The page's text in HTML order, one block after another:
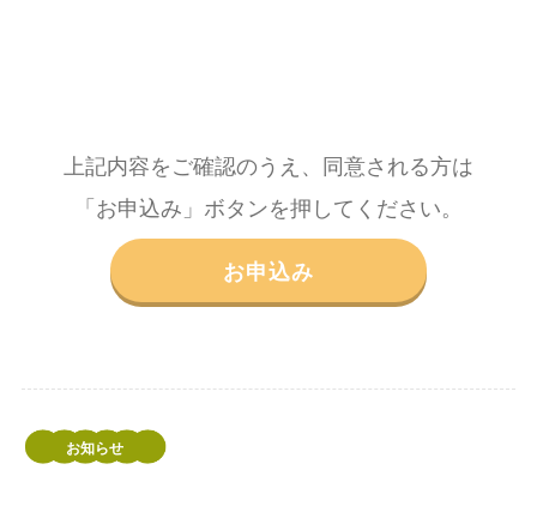
上記内容をご確認のうえ、同意される方は
「お申込み」ボタンを押してください。
お申込み
お知らせ